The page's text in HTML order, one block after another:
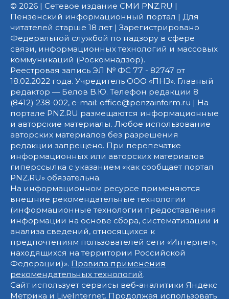
© 2026 | Сетевое издание СМИ PNZ.RU |
Пензенский информационный портал | Для
читателей старше 18 лет | Зарегистрировано
Федеральной службой по надзору в сфере
связи, информационных технологий и массовых
коммуникаций (Роскомнадзор).
Реестровая запись ЭЛ № ФС 77 - 82747 от
18.02.2022 года. Учредитель ООО «ПНЗ». Главный
редактор — Белов В.Ю. Телефон редакции 8
(8412) 238-002, e-mail: office@penzainform.ru | На
портале PNZ.RU размещаются информационные
и авторские материалы. Любое использование
авторских материалов без разрешения
редакции запрещено. При перепечатке
информационных или авторских материалов
гиперссылка с указанием «как сообщает портал
PNZ.RU» обязательна.
На информационном ресурсе применяются
внешние рекомендательные технологии
(информационные технологии предоставления
информации на основе сбора, систематизации и
анализа сведений, относящихся к
предпочтениям пользователей сети «Интернет»,
находящихся на территории Российской
Федерации)». Правила применения
рекомендательных технологий.
Сайт использует сервисы веб-аналитики Яндекс
Метрика и LiveInternet. Продолжая использовать